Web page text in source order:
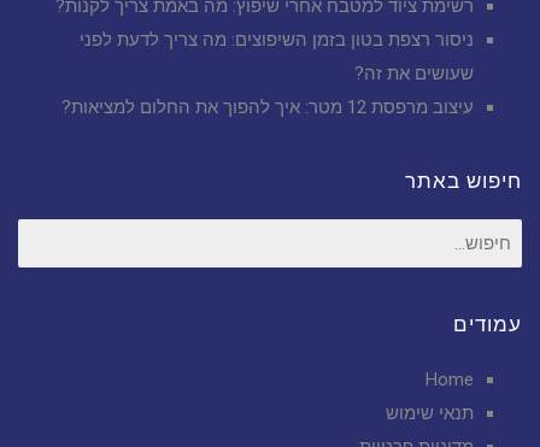
רשימת ציוד למטבח אחרי שיפוץ: מה באמת צריך לקנות?
ניסור רצפת בטון בזמן השיפוצים: מה צריך לדעת לפני
שעושים את זה?
עיצוב מרפסת 12 מטר: איך להפוך את החלום למציאות?
חיפוש באתר
חיפוש
עבור:
עמודים
Home
תנאי שימוש